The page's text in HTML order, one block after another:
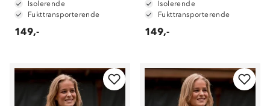
Isolerende
Fukttransporterende
149,-
Isolerende
Fukttransporterende
149,-